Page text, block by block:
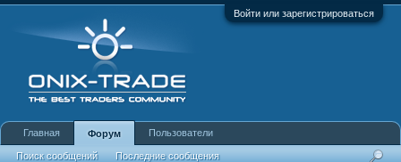
Войти или зарегистрироваться
Главная Форум
Поиск сообщений Последние сообщения
Пользователи